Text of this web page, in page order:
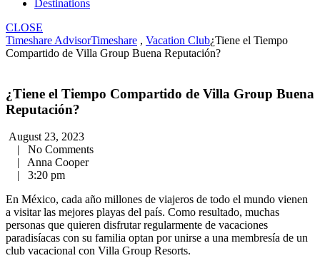
Destinations
CLOSE
Timeshare AdvisorTimeshare , Vacation Club¿Tiene el Tiempo
Compartido de Villa Group Buena Reputación?
¿Tiene el Tiempo Compartido de Villa Group Buena
Reputación?
August 23, 2023
|
No Comments
|
Anna Cooper
|
3:20 pm
En México, cada año millones de viajeros de todo el mundo vienen
a visitar las mejores playas del país. Como resultado, muchas
personas que quieren disfrutar regularmente de vacaciones
paradisíacas con su familia optan por unirse a una membresía de un
club vacacional con Villa Group Resorts.